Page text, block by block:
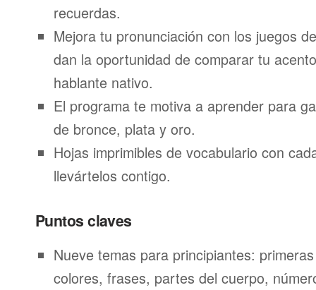
recuerdas.
Mejora tu pronunciación con los juegos
dan la oportunidad de comparar tu
hablante nativo.
El programa te motiva a aprender para
de bronce, plata y oro.
Hojas imprimibles de vocabulario con
llevártelos contigo.
Puntos claves
Nueve temas para principiantes:
colores, frases, partes del cuerpo,